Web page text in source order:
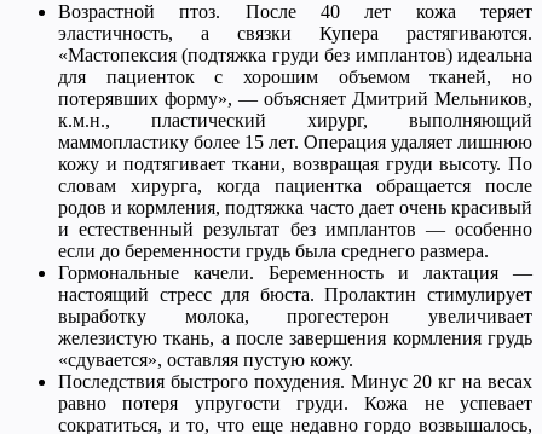
Возрастной птоз. После 40 лет кожа теряет
эластичность, а связки Купера растягиваются.
«Мастопексия (подтяжка груди без имплантов) идеальна
для пациенток с хорошим объемом тканей, но
потерявших форму», — объясняет Дмитрий Мельников,
к.м.н., пластический хирург, выполняющий
маммопластику более 15 лет. Операция удаляет лишнюю
кожу и подтягивает ткани, возвращая груди высоту. По
словам хирурга, когда пациентка обращается после
родов и кормления, подтяжка часто дает очень красивый
и естественный результат без имплантов — особенно
если до беременности грудь была среднего размера.
Гормональные качели. Беременность и лактация —
настоящий стресс для бюста. Пролактин стимулирует
выработку молока, прогестерон увеличивает
железистую ткань, а после завершения кормления грудь
«сдувается», оставляя пустую кожу.
Последствия быстрого похудения. Минус 20 кг на весах
равно потеря упругости груди. Кожа не успевает
сократиться, и то, что еще недавно гордо возвышалось,